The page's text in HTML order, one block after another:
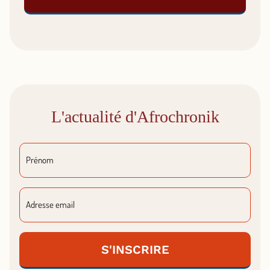
L'actualité d'Afrochronik
S'INSCRIRE